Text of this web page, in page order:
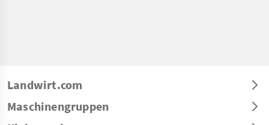
Landwirt.com
Maschinengruppen